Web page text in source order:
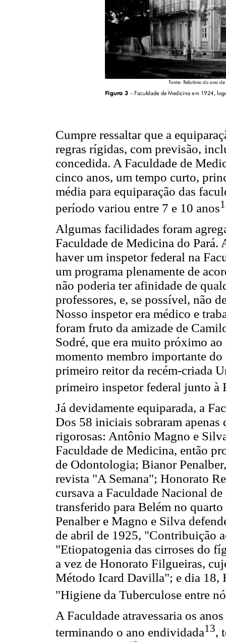
Cumpre ressaltar que a
regras rígidas, com previsão,
concedida. A Faculdade de
cinco anos, um tempo curto,
média para equiparação das
período variou entre 7 e 10 anos
Algumas facilidades foram
Faculdade de Medicina do
haver um inspetor federal na
um programa plenamente de
não poderia ter afinidade de
professores, e, se possível, não
Nosso inspetor era médico e
foram fruto da amizade de
Sodré, que era muito próximo
momento membro importante
primeiro reitor da recém-criada
primeiro inspetor federal junto à
Já devidamente equiparada, a
Dos 58 iniciais sobraram apenas
rigorosas: Antônio Magno e
Faculdade de Medicina, então
de Odontologia; Bianor
revista "A Semana"; Honorato
cursava a Faculdade Nacional
transferido para Belém no
Penalber e Magno e Silva
de abril de 1925, "Contribuição
"Etiopatogenia das cirroses do
a vez de Honorato Filgueiras,
Método Icard Davilla"; e dia 18,
"Higiene da Tuberculose entre
A Faculdade atravessaria os
terminando o ano endividada13,